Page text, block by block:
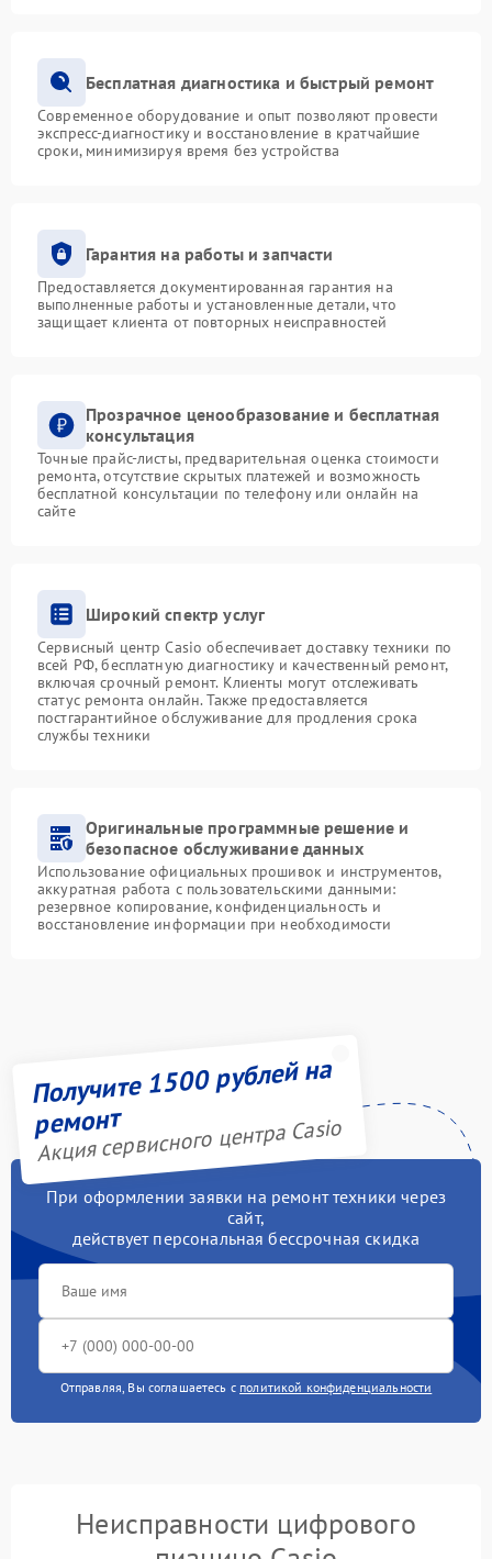
Бесплатная диагностика и быстрый ремонт
Современное оборудование и опыт позволяют провести
экспресс-диагностику и восстановление в кратчайшие
сроки, минимизируя время без устройства
Гарантия на работы и запчасти
Предоставляется документированная гарантия на
выполненные работы и установленные детали, что
защищает клиента от повторных неисправностей
Прозрачное ценообразование и бесплатная
консультация
Точные прайс-листы, предварительная оценка стоимости
ремонта, отсутствие скрытых платежей и возможность
бесплатной консультации по телефону или онлайн на
сайте
Широкий спектр услуг
Сервисный центр Casio обеспечивает доставку техники по
всей РФ, бесплатную диагностику и качественный ремонт,
включая срочный ремонт. Клиенты могут отслеживать
статус ремонта онлайн. Также предоставляется
постгарантийное обслуживание для продления срока
службы техники
Оригинальные программные решение и
безопасное обслуживание данных
Использование официальных прошивок и инструментов,
аккуратная работа с пользовательскими данными:
резервное копирование, конфиденциальность и
восстановление информации при необходимости
Получите 1500 рублей на
ремонт
Акция сервисного центра Casio
При оформлении заявки на ремонт техники через
сайт,
действует персональная бессрочная скидка
Отправляя, Вы соглашаетесь с политикой конфиденциальности
Неисправности цифрового